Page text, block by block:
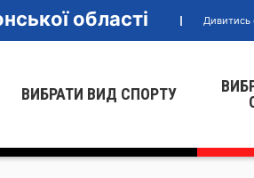
області Дивитись
ВИБРАТИ ВИД СПОРТУ